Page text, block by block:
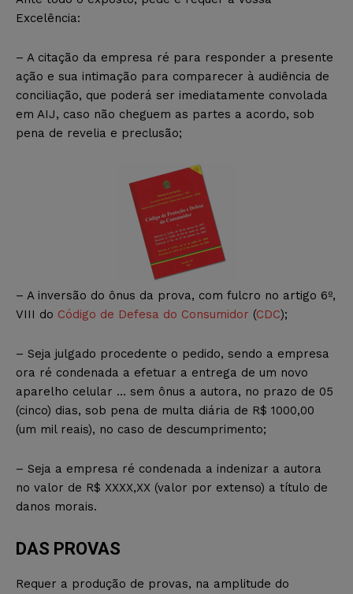
Excelência:
– A citação da empresa ré para responder a presente
ação e sua intimação para comparecer à audiência de
conciliação, que poderá ser imediatamente convolada
em AIJ, caso não cheguem as partes a acordo, sob
pena de revelia e preclusão;
– A inversão do ônus da prova, com fulcro no artigo 6º,
VIII do Código de Defesa do Consumidor (CDC);
– Seja julgado procedente o pedido, sendo a empresa
ora ré condenada a efetuar a entrega de um novo
aparelho celular … sem ônus a autora, no prazo de 05
(cinco) dias, sob pena de multa diária de R$ 1000,00
(um mil reais), no caso de descumprimento;
– Seja a empresa ré condenada a indenizar a autora
no valor de R$ XXXX,XX (valor por extenso) a título de
danos morais.
DAS PROVAS
Requer a produção de provas, na amplitude do